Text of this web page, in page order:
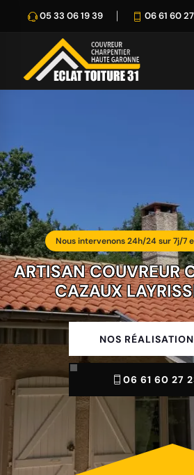
05 33 06 19 39 06 61 60
Nous intervenons 24h/24 sur 7j/7
ARTISAN COUVREUR
CAZAUX
NOS
06 61 60 27